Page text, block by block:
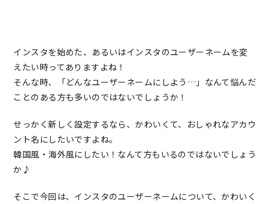
インスタを始めた、あるいはインスタのユーザーネームを変
えたい時ってありますよね！
そんな時、「どんなユーザーネームにしよう…」なんて悩んだ
ことのある方も多いのではないでしょうか！
せっかく新しく設定するなら、かわいくて、おしゃれなアカウ
ント名にしたいですよね。
韓国風・海外風にしたい！なんて方もいるのではないでしょう
か♪
そこで今回は、インスタのユーザーネームについて、かわいく